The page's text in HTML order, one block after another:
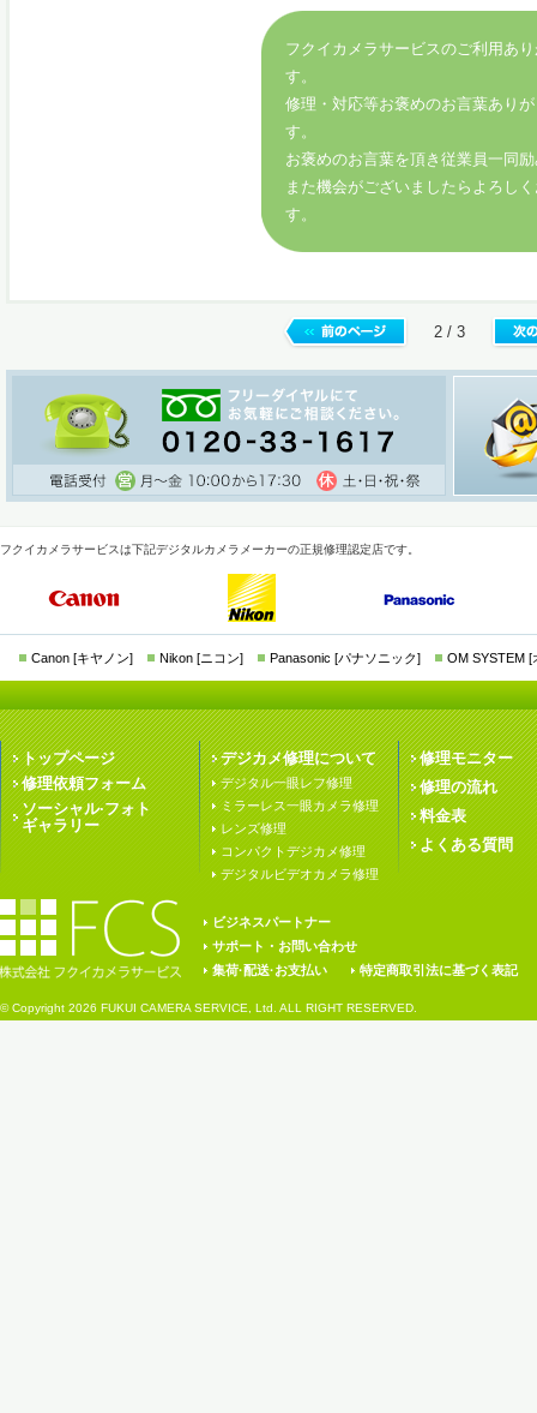
フクイカメラサービスのご利用あ
す。
修理・対応等お褒めのお言葉あり
す。
お褒めのお言葉を頂き従業員一同
また機会がございましたらよろし
す。
2 / 3
フクイカメラサービスは下記デジタルカメラメーカーの正規修理認定店です。
Canon [キヤノン] Nikon [ニコン] Panasonic [パナソニック] OM SYSTEM [
トップページ
修理依頼フォーム
ソーシャル·フォト
ギャラリー
デジカメ修理について
デジタル一眼レフ修理
ミラーレス一眼カメラ修理
レンズ修理
コンパクトデジカメ修理
デジタルビデオカメラ修理
修理モニター
修理の流れ
料金表
よくある質問
ビジネスパートナー
サポート・お問い合わせ
集荷·配送·お支払い
特定商取引法に基づく表記
© Copyright 2026 FUKUI CAMERA SERVICE, Ltd. ALL RIGHT RESERVED.